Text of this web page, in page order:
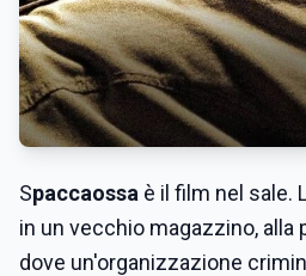
Spaccaossa è il film nel sale.
in un vecchio magazzino, alla
dove un'organizzazione